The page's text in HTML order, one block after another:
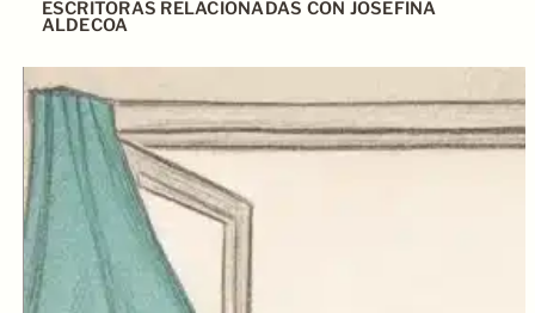
ESCRITORAS RELACIONADAS CON JOSEFINA
ALDECOA